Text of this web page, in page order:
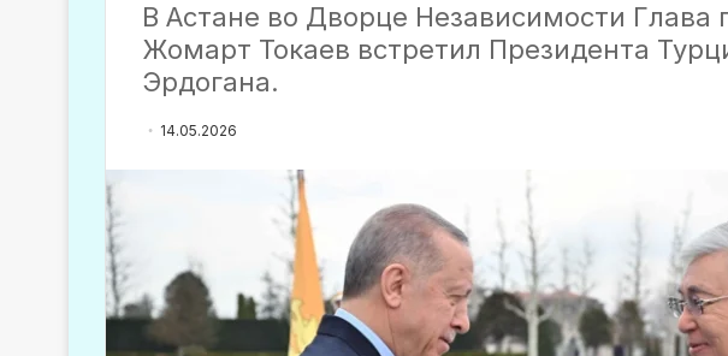
В Астане во Дворце Независимости Глава
Жомарт Токаев встретил Президента
Эрдогана.
14.05.2026